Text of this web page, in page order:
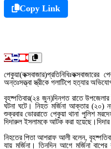
Copy Link
অন্তঃসত্ত্বা স্ত্রীকে গলাটিপে হত্যার
বৃহষ্পতিবার(২৪ জুন)দিনগত রাতে
ঘটনা ঘটে। নিহত মর্জিনা আক্তার (২০)
শুক্রবার ভোররাতে পেকুয়া থানা পুলিশ
দিদারুল ইসলামকে আটক করা
নিহতের পিতা আশরাফ আলী বলেন,
যায় মর্জিনা। তিনদিন আগে মর্জিনা